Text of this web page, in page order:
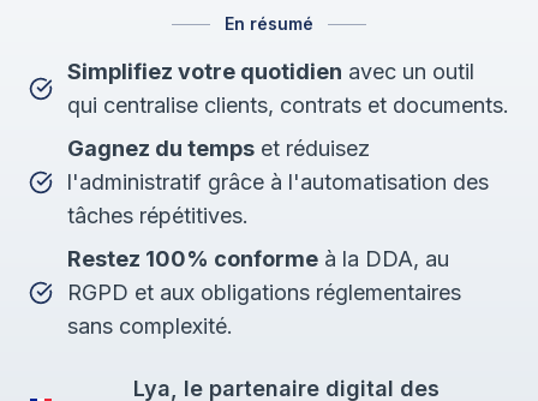
En résumé
Simplifiez votre quotidien avec un outil
qui centralise clients, contrats et documents.
Gagnez du temps et réduisez
l'administratif grâce à l'automatisation des
tâches répétitives.
Restez 100% conforme à la DDA, au
RGPD et aux obligations réglementaires
sans complexité.
Lya, le partenaire digital des